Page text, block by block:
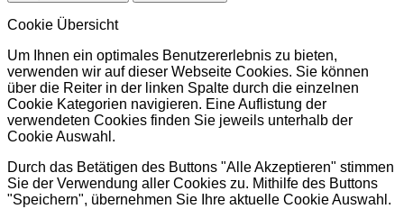
Cookie Übersicht
Um Ihnen ein optimales Benutzererlebnis zu bieten,
verwenden wir auf dieser Webseite Cookies. Sie können
über die Reiter in der linken Spalte durch die einzelnen
Cookie Kategorien navigieren. Eine Auflistung der
verwendeten Cookies finden Sie jeweils unterhalb der
Cookie Auswahl.
Durch das Betätigen des Buttons "Alle Akzeptieren" stimmen
Sie der Verwendung aller Cookies zu. Mithilfe des Buttons
"Speichern", übernehmen Sie Ihre aktuelle Cookie Auswahl.